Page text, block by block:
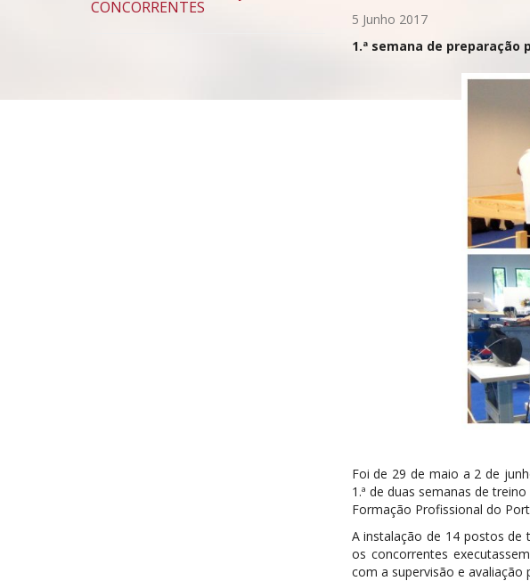
5 Junho 2017
1.ª semana de preparação
Foi de 29 de maio a 2 de
1.ª de duas semanas de
Formação Profissional do
A instalação de 14 postos de
os concorrentes
com a supervisão e avaliação
CONCORRENTES